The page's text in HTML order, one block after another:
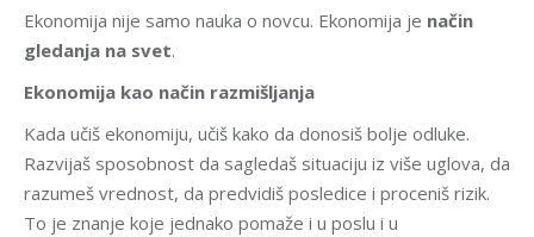
Ekonomija nije samo nauka o novcu. Ekonomija je način
gledanja na svet.
Ekonomija kao način razmišljanja
Kada učiš ekonomiju, učiš kako da donosiš bolje odluke.
Razvijaš sposobnost da sagledaš situaciju iz više uglova, da
razumeš vrednost, da predvidiš posledice i proceniš rizik.
To je znanje koje jednako pomaže i u poslu i u